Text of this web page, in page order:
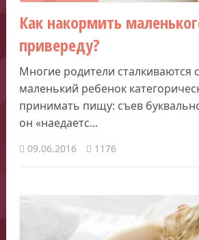
Как накормить
привереду?
Многие родители сталкиваются
маленький ребенок
принимать пищу: съев
он «наедаетс...
09.06.2016 1176